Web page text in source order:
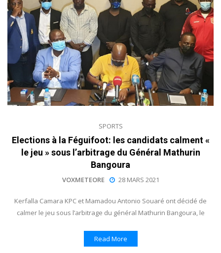
SPORTS
Elections à la Féguifoot: les candidats calment «
le jeu » sous l’arbitrage du Général Mathurin
Bangoura
VOXMETEORE 28 MARS 2021
Kerfalla Camara KPC et Mamadou Antonio Souaré ont décidé de
calmer le jeu sous l’arbitrage du général Mathurin Bangoura, le
Read More